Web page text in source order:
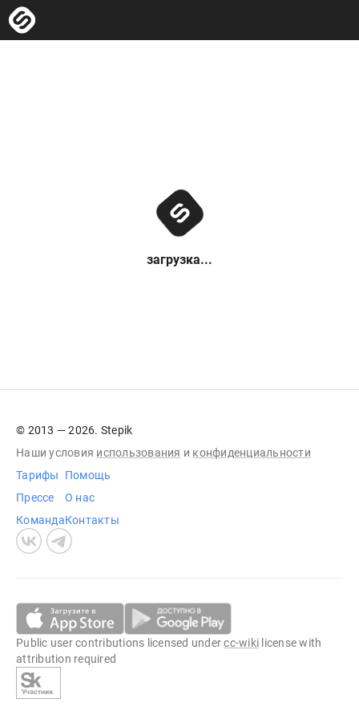
загрузка...
© 2013 — 2026. Stepik
Наши условия использования и конфиденциальности
Тарифы
Прессе
Команда
Помощь
О нас
Контакты
Public user contributions licensed undercc-wiki license with
attribution required